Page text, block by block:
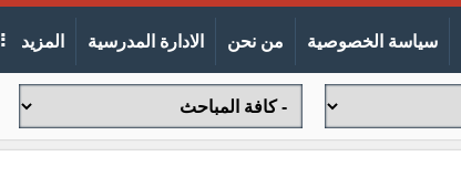
سياسة الخصوصية من نحن الادارة المدرسية المزيد